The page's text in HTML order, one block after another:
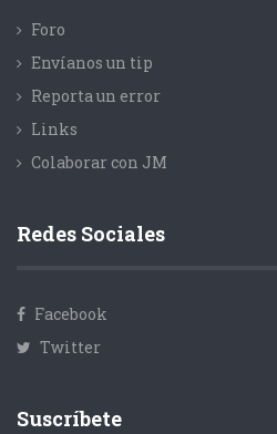
Foro
Envíanos un tip
Reporta un error
Links
Colaborar con JM
Redes Sociales
Facebook
Twitter
Suscríbete